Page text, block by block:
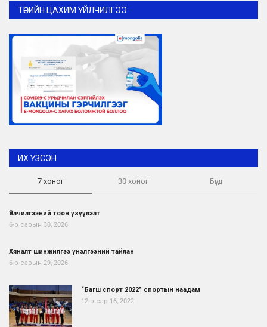
ТӨРИЙН ЦАХИМ ҮЙЛЧИЛГЭЭ
ИХ ҮЗСЭН
7 хоног 30 хоног Бүгд
Үйлчилгээний тоон үзүүлэлт
6-р сарын 30, 2026
Хяналт шинжилгээ үнэлгээний тайлан
6-р сарын 29, 2026
“Багш спорт 2022” спортын наадам
12-р сар 16, 2022